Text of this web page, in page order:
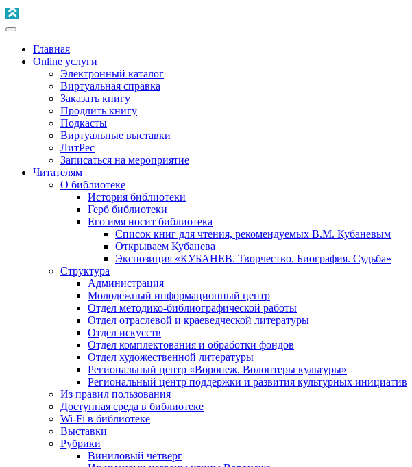
Главная
Online услуги
Электронный каталог
Виртуальная справка
Заказать книгу
Продлить книгу
Подкасты
Виртуальные выставки
ЛитРес
Записаться на мероприятие
Читателям
О библиотеке
История библиотеки
Герб библиотеки
Его имя носит библиотека
Список книг для чтения, рекомендуемых В.М. Кубаневым
Открываем Кубанева
Экспозиция «КУБАНЕВ. Творчество. Биография. Судьба»
Структура
Администрация
Молодежный информационный центр
Отдел методико-библиографической работы
Отдел отраслевой и краеведческой литературы
Отдел искусств
Отдел комплектования и обработки фондов
Отдел художественной литературы
Региональный центр «Воронеж. Волонтеры культуры»
Региональный центр поддержки и развития культурных инициатив
Из правил пользования
Доступная среда в библиотеке
Wi-Fi в библиотеке
Выставки
Рубрики
Виниловый четверг